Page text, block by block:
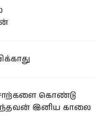
கொண்டு
இனிய காலை